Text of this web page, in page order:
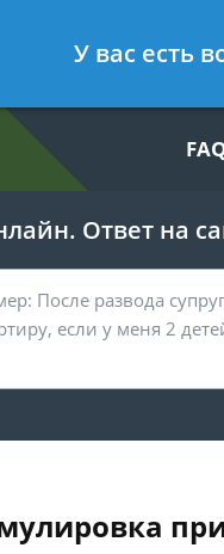
по общим
Ответ на
У вас есть